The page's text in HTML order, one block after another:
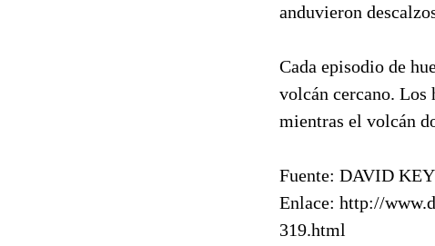
anduvieron
Cada episodio de
volcán cercano. Los
mientras el volcán
Fuente: DAVID
Enlace: http://
319.html